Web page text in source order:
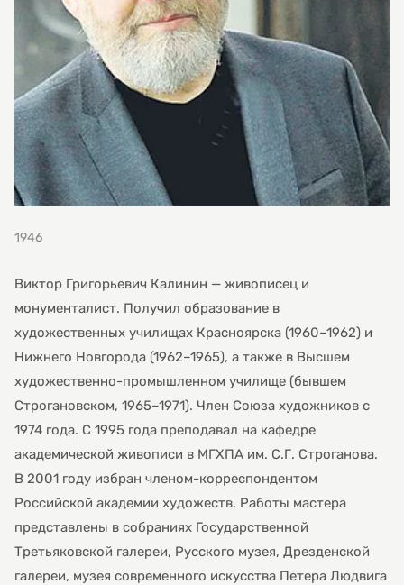
1946
Виктор Григорьевич Калинин — живописец и
монументалист. Получил образование в
художественных училищах Красноярска (1960–1962) и
Нижнего Новгорода (1962–1965), а также в Высшем
художественно-промышленном училище (бывшем
Строгановском, 1965–1971). Член Союза художников с
1974 года. С 1995 года преподавал на кафедре
академической живописи в МГХПА им. С.Г. Строганова.
В 2001 году избран членом-корреспондентом
Российской академии художеств. Работы мастера
представлены в собраниях Государственной
Третьяковской галереи, Русского музея, Дрезденской
галереи, музея современного искусства Петера Людвига